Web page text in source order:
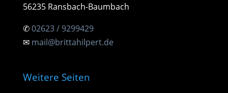
56235 Ransbach-Baumbach
✆02623 / 9299429
✉ mail@brittahilpert.de
Weitere Seiten